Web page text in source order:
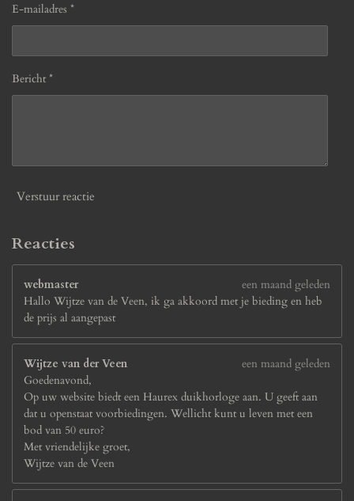
E-mailadres *
Bericht *
Verstuur reactie
Reacties
webmaster
een maand geleden
Hallo Wijtze van de Veen, ik ga akkoord met je bieding en heb
de prijs al aangepast
Wijtze van der Veen
een maand geleden
Goedenavond,
Op uw website biedt een Haurex duikhorloge aan. U geeft aan
dat u openstaat voorbiedingen. Wellicht kunt u leven met een
bod van 50 euro?
Met vriendelijke groet,
Wijtze van de Veen